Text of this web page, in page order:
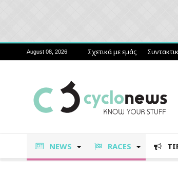
August 08, 2026 Σχετικά με εμάς
NEWS RACES